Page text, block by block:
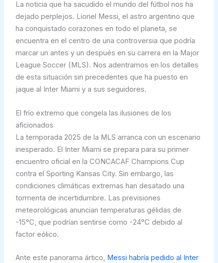
La noticia que ha sacudido el mundo del fútbol nos ha
dejado perplejos. Lionel Messi, el astro argentino que
ha conquistado corazones en todo el planeta, se
encuentra en el centro de una controversia que podría
marcar un antes y un después en su carrera en la Major
League Soccer (MLS). Nos adentramos en los detalles
de esta situación sin precedentes que ha puesto en
jaque al Inter Miami y a sus seguidores.
El frío extremo que congela las ilusiones de los
aficionados
La temporada 2025 de la MLS arranca con un escenario
inesperado. El Inter Miami se prepara para su primer
encuentro oficial en la CONCACAF Champions Cup
contra el Sporting Kansas City. Sin embargo, las
condiciones climáticas extremas han desatado una
tormenta de incertidumbre. Las previsiones
meteorológicas anuncian temperaturas gélidas de
-15°C, que podrían sentirse como -24°C debido al
factor eólico.
Ante este panorama ártico, Messi habría pedido al Inter